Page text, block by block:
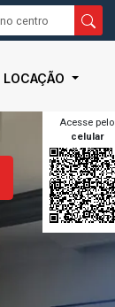
LOCAÇÃO
Acesse pelo
celular